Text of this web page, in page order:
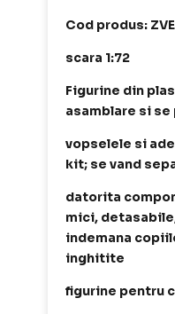
8076Cod produs:
scara 1:72
Figurine din
asamblare si
vopselele si
kit; se vand
datorita
mici,
indemana
inghitite
figurine pentru